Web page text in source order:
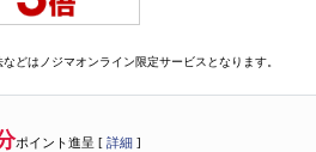
どはノジマオンライン限定サービスとなります。
ポイント進呈 [ 詳細 ]